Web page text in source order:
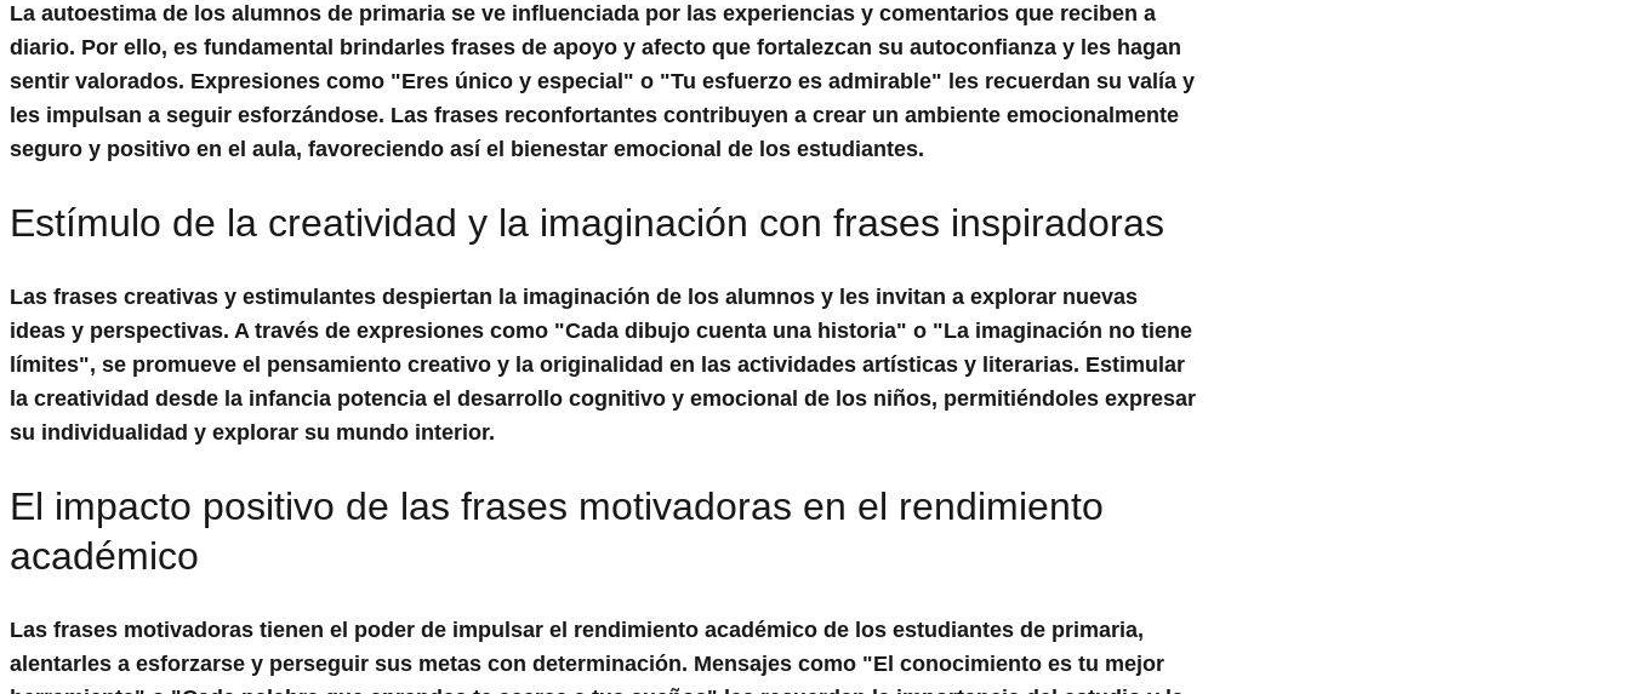
La autoestima de los alumnos de primaria se ve influenciada por las experiencias y comentarios que reciben a
diario. Por ello, es fundamental brindarles frases de apoyo y afecto que fortalezcan su autoconfianza y les hagan
sentir valorados. Expresiones como "Eres único y especial" o "Tu esfuerzo es admirable" les recuerdan su valía y
les impulsan a seguir esforzándose. Las frases reconfortantes contribuyen a crear un ambiente emocionalmente
seguro y positivo en el aula, favoreciendo así el bienestar emocional de los estudiantes.
Estímulo de la creatividad y la imaginación con frases inspiradoras
Las frases creativas y estimulantes despiertan la imaginación de los alumnos y les invitan a explorar nuevas
ideas y perspectivas. A través de expresiones como "Cada dibujo cuenta una historia" o "La imaginación no tiene
límites", se promueve el pensamiento creativo y la originalidad en las actividades artísticas y literarias. Estimular
la creatividad desde la infancia potencia el desarrollo cognitivo y emocional de los niños, permitiéndoles expresar
su individualidad y explorar su mundo interior.
El impacto positivo de las frases motivadoras en el rendimiento
académico
Las frases motivadoras tienen el poder de impulsar el rendimiento académico de los estudiantes de primaria,
alentarles a esforzarse y perseguir sus metas con determinación. Mensajes como "El conocimiento es tu mejor